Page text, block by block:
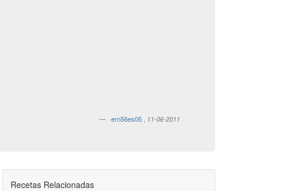
ern56es05 11-06-2011
Recetas Relacionadas